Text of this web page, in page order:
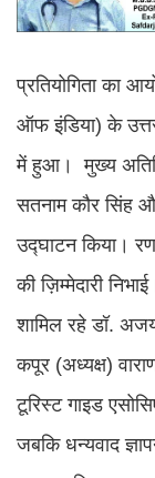
प्रतियोगिता का
ऑफ इंडिया) के
में हुआ। मुख्य अतिथि
सतनाम कौर सिंह
उद्घाटन किया।
की ज़िम्मेदारी
शामिल रहे डॉ.
कपूर (अध्यक्ष)
टूरिस्ट गाइड
जबकि धन्यवाद